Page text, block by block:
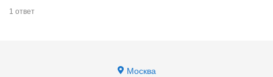
1 ответ
Москва